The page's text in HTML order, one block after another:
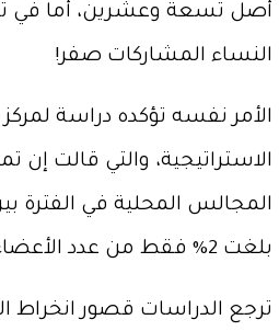
النساء المشاركات صفر!
الأمر نفسه تؤكده دراسة
الاستراتيجية، والتي قالت إن
بلغت 2% فقط من عدد الأعضاء.
ترجع الدراسات قصور انخراط